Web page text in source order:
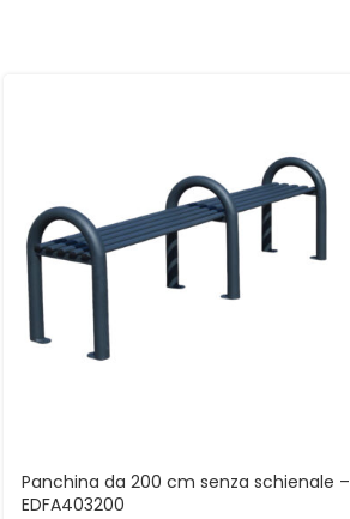
Panchina da 200 cm senza schienale –
EDFA403200